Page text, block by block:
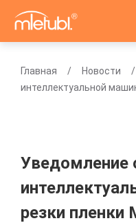
Главная Новости
интеллектуальной
Уведомление
резки пленки